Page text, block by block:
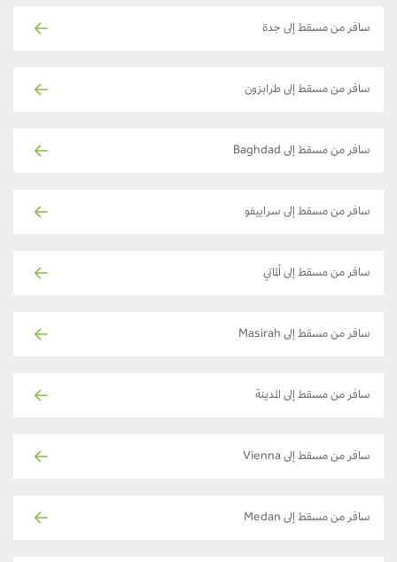
سافر من مسقط إلى جدة
سافر من مسقط إلى طرابزون
سافر من مسقط إلى Baghdad
سافر من مسقط إلى سراييفو
سافر من مسقط إلى ألماتي
سافر من مسقط إلى Masirah
سافر من مسقط إلى المدينة
سافر من مسقط إلى Vienna
سافر من مسقط إلى Medan